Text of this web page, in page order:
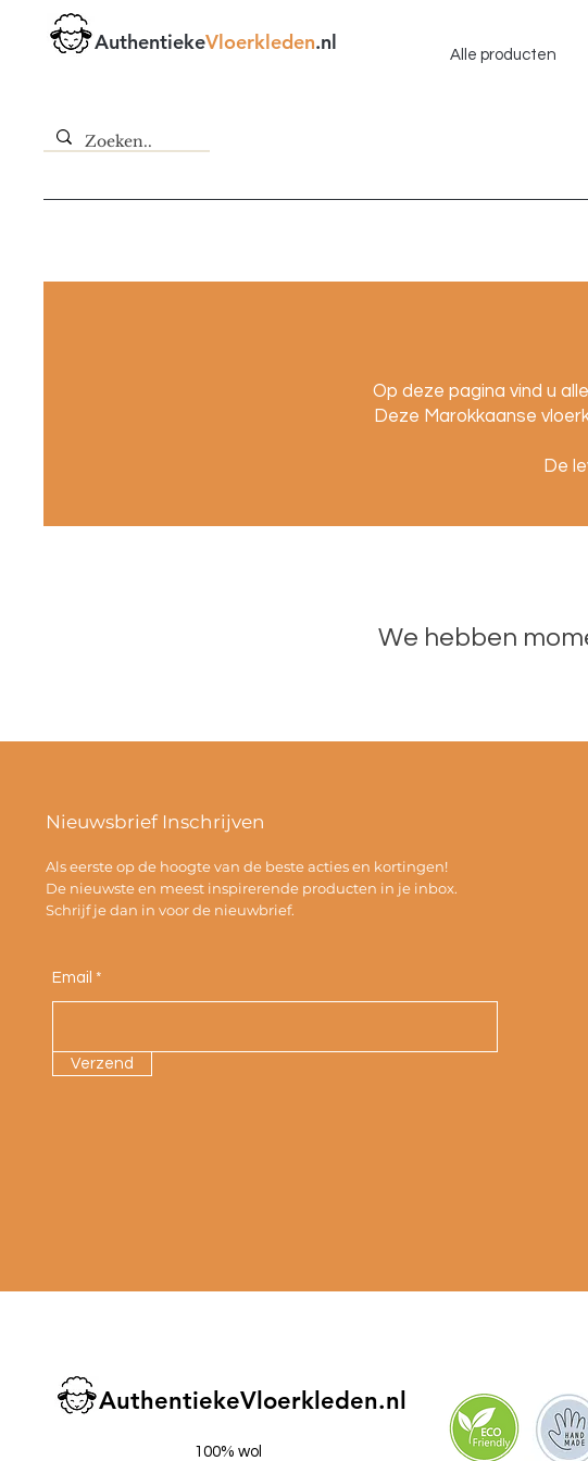
AuthentiekeVloerkleden.nl
Alle producten
Op deze pagina vind u
Deze Marokkaanse
De
We hebben
Nieuwsbrief Inschrijven
Als eerste op de hoogte van de beste acties en kortingen!
De nieuwste en meest inspirerende producten in je inbox.
Schrijf je dan in voor de nieuwbrief.
Email
Verzend
AuthentiekeVloerkleden.nl
100% wol